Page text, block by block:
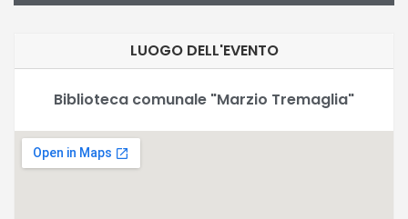
LUOGO DELL'EVENTO
Biblioteca comunale "Marzio Tremaglia"